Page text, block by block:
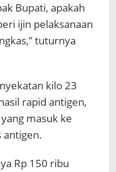
Bupati, apakah
ijin pelaksanaan
tuturnya
kilo 23
rapid antigen,
masuk ke
antigen.
Rp 150 ribu